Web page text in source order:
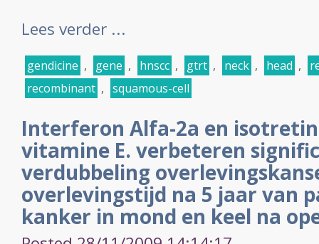
Lees verder ...
gendicine , gene , hnscc , gtrt , neck , head ,
recombinant , squamous-cell
Interferon Alfa-2a en
vitamine E. verbeteren
verdubbeling
overlevingstijd na 5 jaar van
kanker in mond en keel na